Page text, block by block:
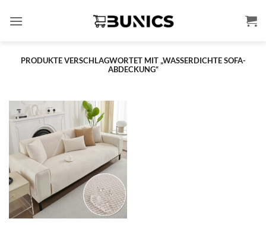
Inhalt
PRODUKTE VERSCHLAGWORTET MIT „WASSERDICHTE SOFA-
ABDECKUNG“